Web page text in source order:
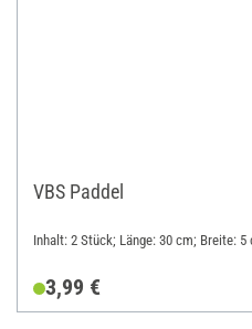
VBS Paddel
Inhalt: 2 Stück; Länge: 30 cm; Breite:
3,99 €